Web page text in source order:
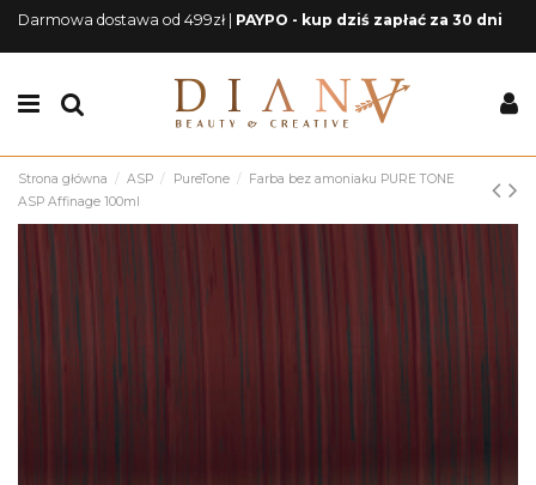
Darmowa dostawa od 499zł | PAYPO - kup dziś zapłać za 30 dni
Strona główna ASP PureTone
Farba bez amoniaku PURE TONE
ASP Affinage 100ml